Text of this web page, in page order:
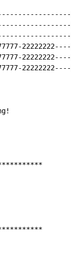
|
|
22222222----|
22222222----|
22222222----|